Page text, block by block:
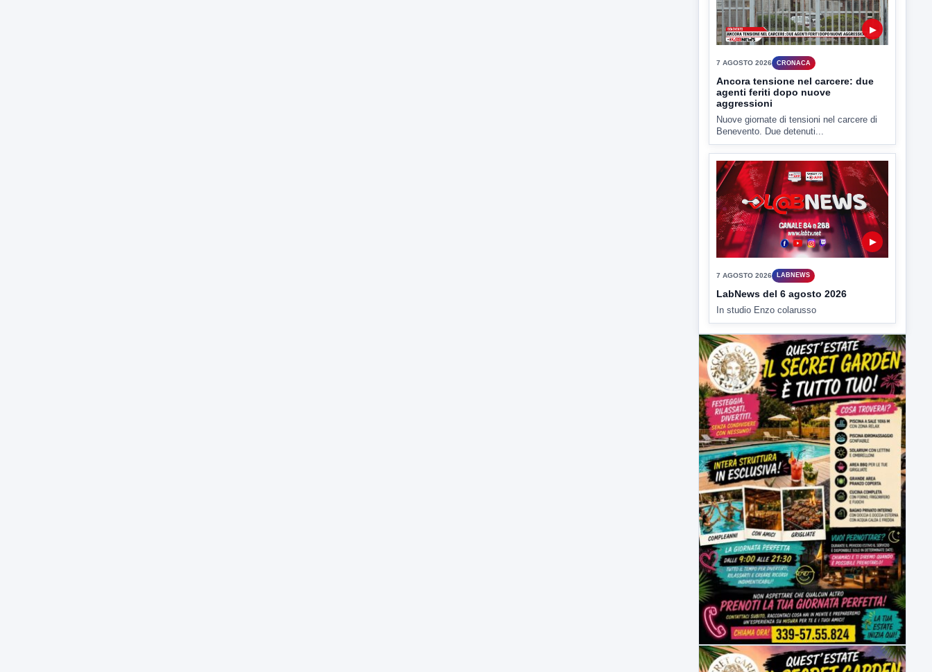
▶
7 AGOSTO 2026 CRONACA
Ancora tensione nel carcere: due
agenti feriti dopo nuove
aggressioni
Nuove giornate di tensioni nel carcere di
Benevento. Due detenuti...
▶
7 AGOSTO 2026 LABNEWS
LabNews del 6 agosto 2026
In studio Enzo colarusso